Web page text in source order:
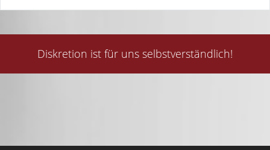
Diskretion ist für uns selbstverständlich!